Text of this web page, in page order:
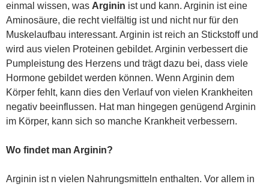
einmal wissen, was Arginin ist und kann. Arginin ist eine
Aminosäure, die recht vielfältig ist und nicht nur für den
Muskelaufbau interessant. Arginin ist reich an Stickstoff und
wird aus vielen Proteinen gebildet. Arginin verbessert die
Pumpleistung des Herzens und trägt dazu bei, dass viele
Hormone gebildet werden können. Wenn Arginin dem
Körper fehlt, kann dies den Verlauf von vielen Krankheiten
negativ beeinflussen. Hat man hingegen genügend Arginin
im Körper, kann sich so manche Krankheit verbessern.
Wo findet man Arginin?
Arginin ist n vielen Nahrungsmitteln enthalten. Vor allem in